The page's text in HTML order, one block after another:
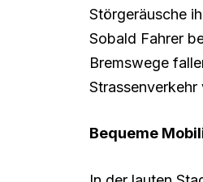
Störgeräusche
Sobald Fahrer
Bremswege
Strassenverkehr
Bequeme